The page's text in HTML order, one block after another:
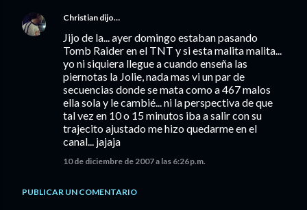
Christian dijo…
Jijo de la... ayer domingo estaban pasando
Tomb Raider en el TNT y si esta malita malita...
yo ni siquiera llegue a cuando enseña las
piernotas la Jolie, nada mas vi un par de
secuencias donde se mata como a 467 malos
ella sola y le cambié... ni la perspectiva de que
tal vez en 10 o 15 minutos iba a salir con su
trajecito ajustado me hizo quedarme en el
canal... jajaja
10 de diciembre de 2007 a las 6:26 p.m.
PUBLICAR UN COMENTARIO